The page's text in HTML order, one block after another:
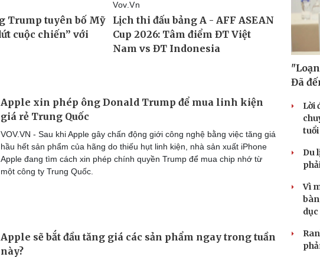
Apple xin phép ông Donald Trump để mua linh kiện
giá rẻ Trung Quốc
VOV.VN - Sau khi Apple gây chấn động giới công nghệ bằng việc tăng giá
hầu hết sản phẩm của hãng do thiếu hụt linh kiện, nhà sản xuất iPhone
Apple đang tìm cách xin phép chính quyền Trump để mua chip nhớ từ
một công ty Trung Quốc.
Apple sẽ bắt đầu tăng giá các sản phẩm ngay trong tuần
này?
Đã
Lời
tuổi
Du
Vì
dục